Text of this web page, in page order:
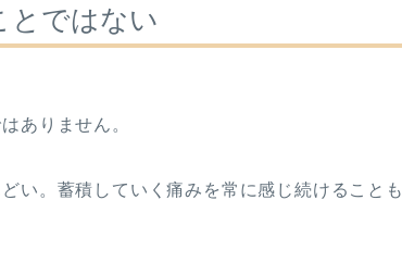
とではない
ありません。
い。蓄積していく痛みを常に感じ続けることも